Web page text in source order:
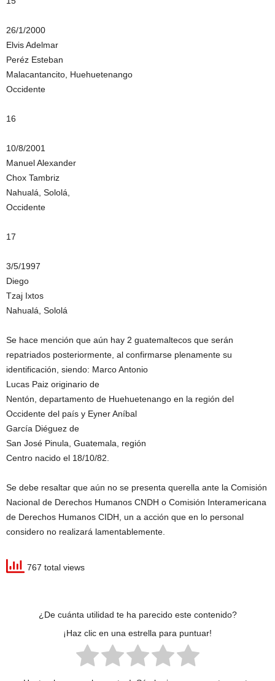
26/1/2000
Elvis Adelmar
Peréz Esteban
Malacantancito, Huehuetenango
Occidente
16
10/8/2001
Manuel Alexander
Chox Tambriz
Nahualá, Sololá,
Occidente
17
3/5/1997
Diego
Tzaj Ixtos
Nahualá, Sololá
Se hace mención que aún hay 2 guatemaltecos que serán
repatriados posteriormente, al confirmarse plenamente su
identificación, siendo: Marco Antonio
Lucas Paiz originario de
Nentón, departamento de Huehuetenango en la región del
Occidente del país y Eyner Aníbal
García Diéguez de
San José Pinula, Guatemala, región
Centro nacido el 18/10/82.
Se debe resaltar que aún no se presenta querella ante la Comisión
Nacional de Derechos Humanos CNDH o Comisión Interamericana
de Derechos Humanos CIDH, un a acción que en lo personal
considero no realizará lamentablemente.
767 total views
¿De cuánta utilidad te ha parecido este contenido?
¡Haz clic en una estrella para puntuar!